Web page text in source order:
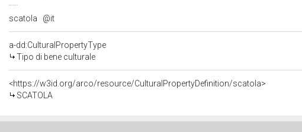
scatola @it
a-dd:CulturalPropertyType
Tipo di bene culturale
<https://w3id.org/arco/resource/CulturalPropertyDefinition/scatola>
SCATOLA